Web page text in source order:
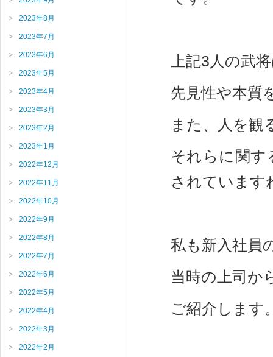
上記3人の武
先見性や本質
また、人を観
それらに関す
されています
私も新入社員
当時の上司か
ご紹介します
2023年8月
2023年7月
2023年6月
2023年5月
2023年4月
2023年3月
2023年2月
2023年1月
2022年12月
2022年11月
2022年10月
2022年9月
2022年8月
2022年7月
2022年6月
2022年5月
2022年4月
2022年3月
2022年2月